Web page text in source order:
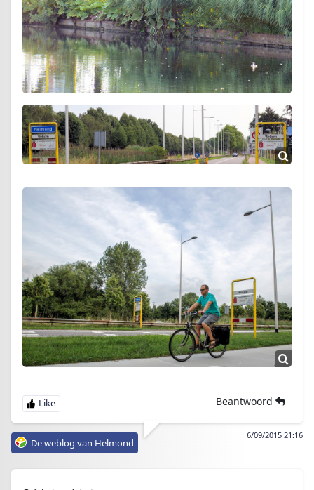
Beantwoord
6/09/2015 21:16
De weblog van Helmond